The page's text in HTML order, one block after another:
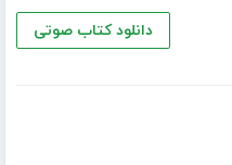
دانلود کتاب صوتی